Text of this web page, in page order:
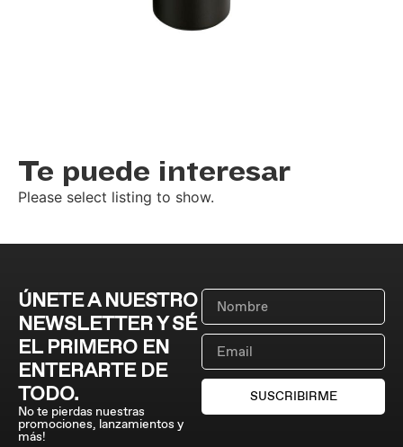
Te puede interesar
Please select listing to show.
ÚNETE A NUESTRO
NEWSLETTER Y SÉ
EL PRIMERO EN
ENTERARTE DE
TODO.
No te pierdas nuestras
promociones, lanzamientos y
más!
SUSCRIBIRME